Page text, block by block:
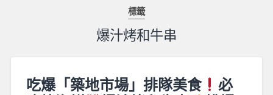
標籤
爆汁烤和牛串
吃爆「築地市場」排隊美食
必